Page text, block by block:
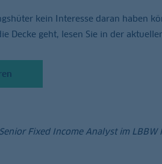
kein Interesse daran haben
Decke geht, lesen Sie in der
Fixed Income Analyst im LBBW